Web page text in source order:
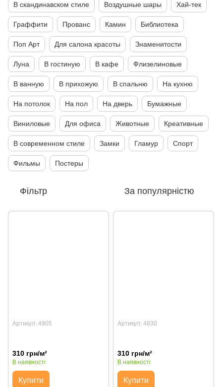
В скандинавском стиле Воздушные шары Хай-тек
Граффити Прованс Камин Библиотека
Поп Арт Для салона красоты Знаменитости
Луна В гостиную В кафе Флизелиновые
В ванную В прихожую В спальню На кухню
На потолок На пол На дверь Бумажные
Виниловые Для офиса Животные Креативные
В современном стиле Замки Гламур Спорт
Фильмы Постеры
Фільтр За популярністю
Артикул: 4905
310 грн/м²
В наявності
Купити
Артикул: 4830
310 грн/м²
В наявності
Купити